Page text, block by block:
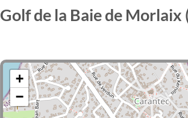
Golf de la Baie de Morlaix
+
−